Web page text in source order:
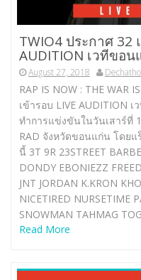
TWIO4 ประกาศ 32
AUDITION เวทีขอ
August 27, 2018
RAP IS NOW : THE WAR
เข้ารอบ LIVE AUDITION
ทำการแข่งขันในวันเสาร์ที่
RAD จังหวัดขอนแก่น โดย
นี้ 3T 9R 23STREET
DONDY EBONIEZZ
JNT JORDAN K.KRON
NICETIRED NURSETIME
SNOWMAN TAHMAG
Read More